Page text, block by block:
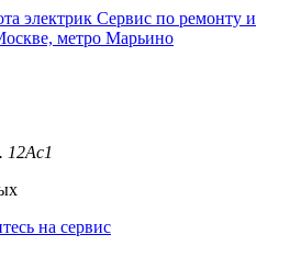
Сервис по ремонту и
метро Марьино
12Ас1
на сервис